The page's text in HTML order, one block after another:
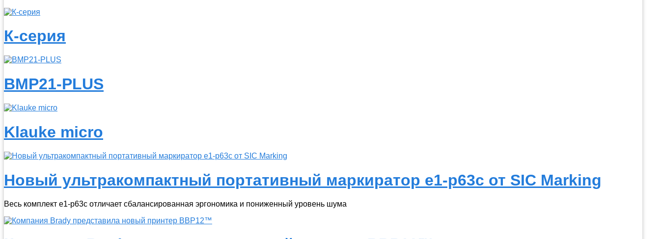
К-серия
BMP21-PLUS
Klauke micro
Новый ультракомпактный портативный маркиратор e1-p63c от SIC Marking
Весь комплект e1-p63c отличает сбалансированная эргономика и пониженный уровень шума